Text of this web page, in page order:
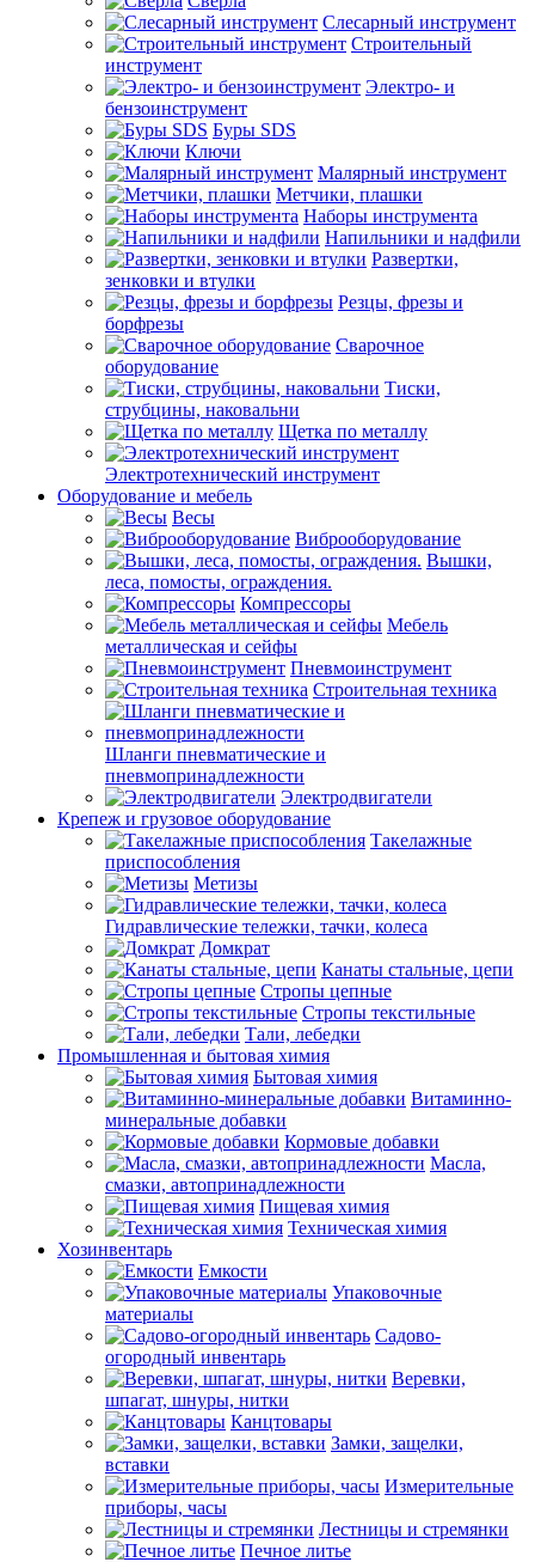
Слесарный инструмент
Строительный
инструмент
Электро- и
бензоинструмент
Буры SDS
Ключи
Малярный инструмент
Метчики, плашки
Наборы инструмента
Напильники и надфили
Развертки,
зенковки и втулки
Резцы, фрезы и
борфрезы
Сварочное
оборудование
Тиски,
струбцины, наковальни
Щетка по металлу
Электротехнический инструмент
Оборудование и мебель
Весы
Виброоборудование
Вышки,
леса, помосты, ограждения.
Компрессоры
Мебель
металлическая и сейфы
Пневмоинструмент
Строительная техника
Шланги пневматические и
пневмопринадлежности
Электродвигатели
Крепеж и грузовое оборудование
Такелажные
приспособления
Метизы
Гидравлические тележки, тачки, колеса
Домкрат
Канаты стальные, цепи
Стропы цепные
Стропы текстильные
Тали, лебедки
Промышленная и бытовая химия
Бытовая химия
Витаминно-
минеральные добавки
Кормовые добавки
Масла,
смазки, автопринадлежности
Пищевая химия
Техническая химия
Хозинвентарь
Емкости
Упаковочные
материалы
Садово-
огородный инвентарь
Веревки,
шпагат, шнуры, нитки
Канцтовары
Замки, защелки,
вставки
Измерительные
приборы, часы
Лестницы и стремянки
Печное литье